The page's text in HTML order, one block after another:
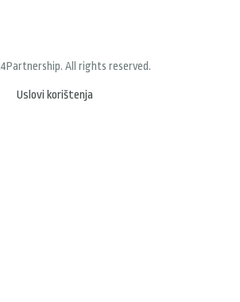
All rights reserved.
Uslovi korištenja